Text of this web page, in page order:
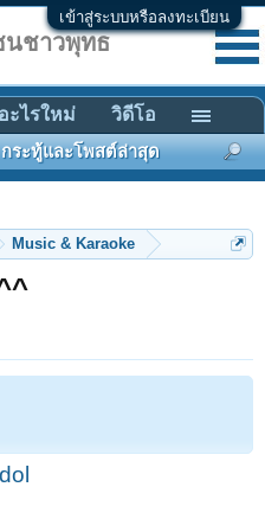
เข้าสู่ระบบหรือลงทะเบียน
Music & Karaoke
ชาวพุทธ
กระทู้และโพสต์ล่าสุด
ะไรใหม่ วิดีโอ